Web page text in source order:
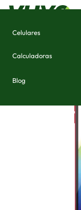
Celulares
Calculadoras
Blog